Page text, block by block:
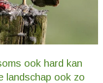
ook hard kan
landschap ook zo